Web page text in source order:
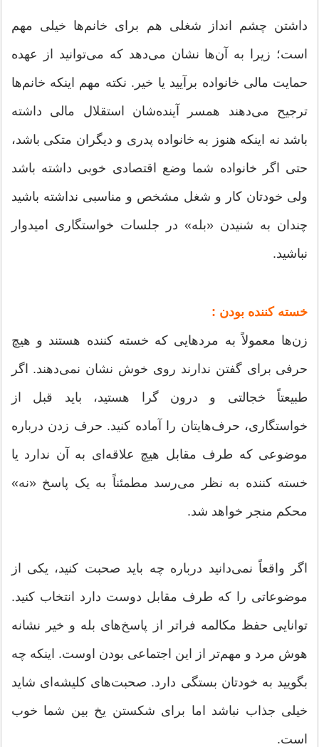
داشتن چشم انداز شغلی هم برای خانم‌ها خیلی مهم
است؛ زیرا به آن‌ها نشان می‌دهد که می‌توانید از عهده
حمایت مالی خانواده برآیید یا خیر. نکته مهم اینکه خانم‌ها
ترجیح می‌دهند همسر آینده‌شان استقلال مالی داشته
باشد نه اینکه هنوز به خانواده پدری و دیگران متکی باشد،
حتی اگر خانواده شما وضع اقتصادی خوبی داشته باشد
ولی خودتان کار و شغل مشخص و مناسبی نداشته باشید
چندان به شنیدن «بله» در جلسات خواستگاری امیدوار
نباشید.
خسته کننده بودن :
زن‌ها معمولاً به مردهایی که خسته کننده هستند و هیچ
حرفی برای گفتن ندارند روی خوش نشان نمی‌دهند. اگر
طبیعتاً خجالتی و درون گرا هستید، باید قبل از
خواستگاری، حرف‌هایتان را آماده کنید. حرف زدن درباره
موضوعی که طرف مقابل هیچ علاقه‌ای به آن ندارد یا
خسته کننده به نظر می‌رسد مطمئناً به یک پاسخ «نه»
محکم منجر خواهد شد.
اگر واقعاً نمی‌دانید درباره چه باید صحبت کنید، یکی از
موضوعاتی را که طرف مقابل دوست دارد انتخاب کنید.
توانایی حفظ مکالمه فرا‌تر از پاسخ‌های بله و خیر نشانه
هوش مرد و مهم‌تر از این اجتماعی بودن اوست. اینکه چه
بگویید به خودتان بستگی دارد. صحبت‌های کلیشه‌ای شاید
خیلی جذاب نباشد اما برای شکستن یخ بین شما خوب
است.